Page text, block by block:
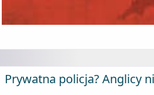
Prywatna policja? Anglicy